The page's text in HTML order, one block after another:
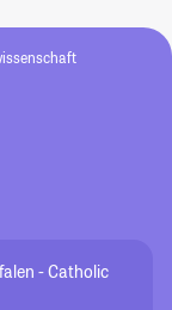
- Catholic